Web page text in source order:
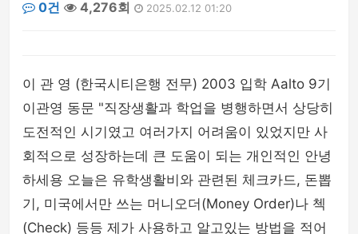
0건
4,276회 2025.02.12 01:20
이 관 영 (한국시티은행 전무) 2003 입학 Aalto 9기
이관영 동문 "직장생활과 학업을 병행하면서 상당히
도전적인 시기였고 여러가지 어려움이 있었지만 사
회적으로 성장하는데 큰 도움이 되는 개인적인 안녕
하세용 오늘은 유학생활비와 관련된 체크카드, 돈뽑
기, 미국에서만 쓰는 머니오더(Money Order)나 첵
(Check) 등등 제가 사용하고 알고있는 방법을 적어